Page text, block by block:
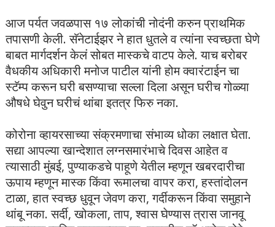
आज पर्यत जवळपास १७ लोकांची नोदंनी करुन प्राथमिक
तपासणी केली. सॅनेटाईझर ने हात धुतले व त्यांना स्वच्छता घेणे
बाबत मार्गदर्शन केलं सोबत मास्कचे वाटप केले. याच बरोबर
वैधकीय अधिकारी मनोज पाटील यांनी होम क्वारंटाईन चा
स्टॅम्प करून घरी बसण्याचा सल्ला दिला असून घरीच गोळ्या
औषधे घेवुन घरीचं थांबा इतत्र फिरु नका.
कोरोना व्हायरसाच्या संक्रमणाचा संभाव्य धोका लक्षात घेता.
सद्या आपल्या खान्देशात लग्नसमारंभाचे दिवस आहेत व
त्यासाठी मुंबई, पुण्याकडचे पाहूणे येतील म्हणून खबरदारीचा
ऊपाय म्हणून मास्क किंवा रूमालचा वापर करा, हस्तांदोलन
टाळा, हात स्वच्छ धुवून जेवण करा, गर्दीकरून किंवा समुहाने
थांबू नका. सर्दी, खोकला, ताप, श्वास घेण्यास त्रास जानवू